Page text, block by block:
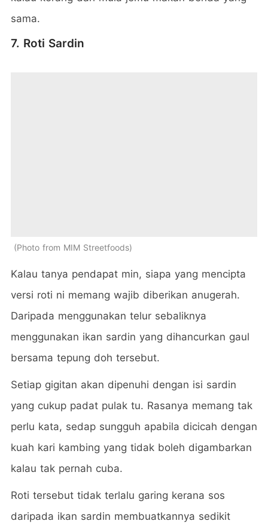
sama.
7. Roti Sardin
Photo from MIM Streetfoods
Kalau tanya pendapat min, siapa yang mencipta
versi roti ni memang wajib diberikan anugerah.
Daripada menggunakan telur sebaliknya
menggunakan ikan sardin yang dihancurkan gaul
bersama tepung doh tersebut.
Setiap gigitan akan dipenuhi dengan isi sardin
yang cukup padat pulak tu. Rasanya memang tak
perlu kata, sedap sungguh apabila dicicah dengan
kuah kari kambing yang tidak boleh digambarkan
kalau tak pernah cuba.
Roti tersebut tidak terlalu garing kerana sos
daripada ikan sardin membuatkannya sedikit